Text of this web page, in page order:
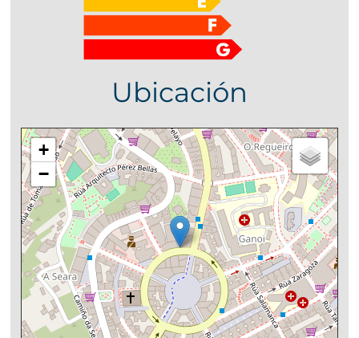
Ubicación
+
−